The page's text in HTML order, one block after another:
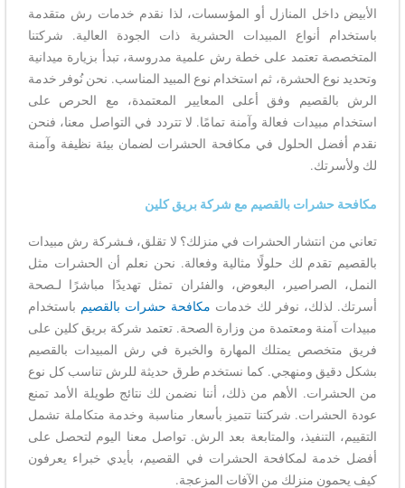
الأبيض داخل المنازل أو المؤسسات، لذا نقدم خدمات رش متقدمة
باستخدام أنواع المبيدات الحشرية ذات الجودة العالية. شركتنا
المتخصصة تعتمد على خطة رش علمية مدروسة، تبدأ بزيارة ميدانية
وتحديد نوع الحشرة، ثم استخدام نوع المبيد المناسب. نحن نُوفر خدمة
الرش بالقصيم وفق أعلى المعايير المعتمدة، مع الحرص على
استخدام مبيدات فعالة وآمنة تمامًا. لا تتردد في التواصل معنا، فنحن
نقدم أفضل الحلول في مكافحة الحشرات لضمان بيئة نظيفة وآمنة
لك ولأسرتك.
مكافحة حشرات بالقصيم مع شركة بريق كلين
تعاني من انتشار الحشرات في منزلك؟ لا تقلق، فـشركة رش مبيدات
بالقصيم تقدم لك حلولًا مثالية وفعالة. نحن نعلم أن الحشرات مثل
النمل، الصراصير، البعوض، والفئران تمثل تهديدًا مباشرًا لـصحة
أسرتك. لذلك، نوفر لك خدمات مكافحة حشرات بالقصيم باستخدام
مبيدات آمنة ومعتمدة من وزارة الصحة. تعتمد شركة بريق كلين على
فريق متخصص يمتلك المهارة والخبرة في رش المبيدات بالقصيم
بشكل دقيق ومنهجي. كما نستخدم طرق حديثة للرش تناسب كل نوع
من الحشرات. الأهم من ذلك، أننا نضمن لك نتائج طويلة الأمد تمنع
عودة الحشرات. شركتنا تتميز بأسعار مناسبة وخدمة متكاملة تشمل
التقييم، التنفيذ، والمتابعة بعد الرش. تواصل معنا اليوم لتحصل على
أفضل خدمة لمكافحة الحشرات في القصيم، بأيدي خبراء يعرفون
كيف يحمون منزلك من الآفات المزعجة.